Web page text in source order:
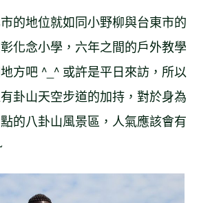
的地位就如同小野柳與台東市的
化念小學，六年之間的戶外教學
方吧 ^_^ 或許是平日來訪，所以
卦山天空步道的加持，對於身為
的八卦山風景區，人氣應該會有